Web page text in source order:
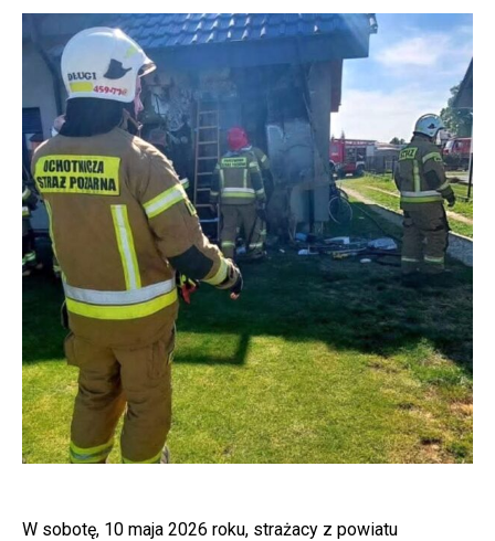
W sobotę, 10 maja 2026 roku, strażacy z powiatu